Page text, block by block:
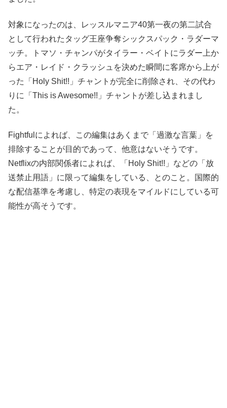
対象になったのは、レッスルマニア40第一夜の第二試合
として行われたタッグ王座争奪シックスパック・ラダーマ
ッチ。トマソ・チャンパがタイラー・ベイトにラダー上か
らエア・レイド・クラッシュを決めた瞬間に客席から上が
った「Holy Shit!!」チャントが完全に削除され、その代わ
りに「This is Awesome!!」チャントが差し込まれまし
た。
Fightfulによれば、この編集はあくまで「過激な言葉」を
排除することが目的であって、他意はないそうです。
Netflixの内部関係者によれば、「Holy Shit!!」などの「放
送禁止用語」に限って編集をしている、とのこと。国際的
な配信基準を考慮し、特定の表現をマイルドにしている可
能性が高そうです。